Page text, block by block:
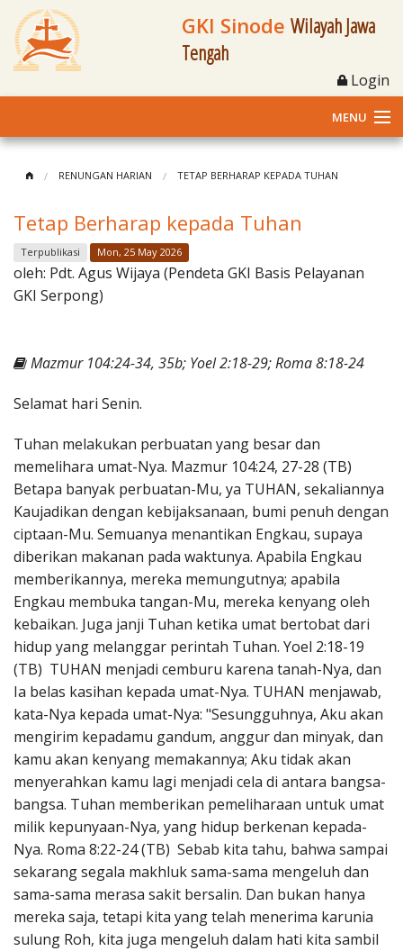
GKI Sinode Wilayah Jawa
Tengah
Login
MENU
Klasis dan Jemaat
Berita Kegiatan
Materi
RENUNGAN HARIAN TETAP BERHARAP KEPADA TUHAN
Tetap Berharap kepada Tuhan
Terpublikasi Mon, 25 May 2026
oleh: Pdt. Agus Wijaya (Pendeta GKI Basis Pelayanan
GKI Serpong)
Mazmur 104:24-34, 35b; Yoel 2:18-29; Roma 8:18-24
Selamat hari Senin.
Tuhan melakukan perbuatan yang besar dan
memelihara umat-Nya. Mazmur 104:24, 27-28 (TB)
Betapa banyak perbuatan-Mu, ya TUHAN, sekaliannya
Kaujadikan dengan kebijaksanaan, bumi penuh dengan
ciptaan-Mu. Semuanya menantikan Engkau, supaya
diberikan makanan pada waktunya. Apabila Engkau
memberikannya, mereka memungutnya; apabila
Engkau membuka tangan-Mu, mereka kenyang oleh
kebaikan. Juga janji Tuhan ketika umat bertobat dari
hidup yang melanggar perintah Tuhan. Yoel 2:18-19
(TB) TUHAN menjadi cemburu karena tanah-Nya, dan
Ia belas kasihan kepada umat-Nya. TUHAN menjawab,
kata-Nya kepada umat-Nya: "Sesungguhnya, Aku akan
mengirim kepadamu gandum, anggur dan minyak, dan
kamu akan kenyang memakannya; Aku tidak akan
menyerahkan kamu lagi menjadi cela di antara bangsa-
bangsa. Tuhan memberikan pemeliharaan untuk umat
milik kepunyaan-Nya, yang hidup berkenan kepada-
Nya. Roma 8:22-24 (TB) Sebab kita tahu, bahwa sampai
sekarang segala makhluk sama-sama mengeluh dan
sama-sama merasa sakit bersalin. Dan bukan hanya
mereka saja, tetapi kita yang telah menerima karunia
sulung Roh, kita juga mengeluh dalam hati kita sambil